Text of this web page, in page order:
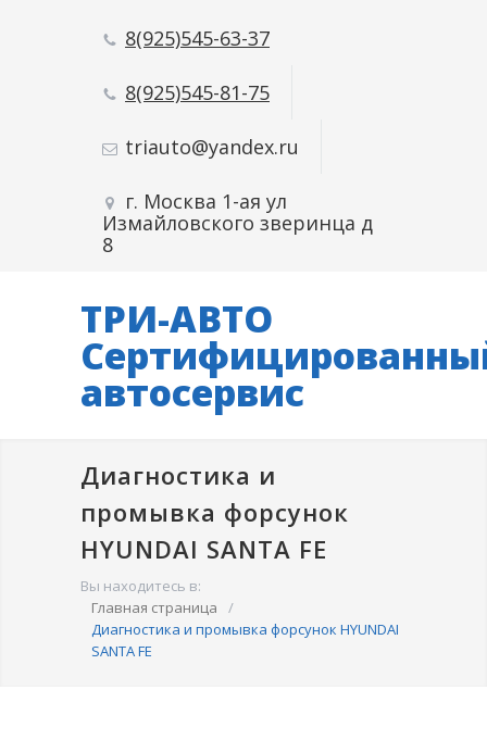
8(925)545-63-37
8(925)545-81-75
triauto@yandex.ru
г. Москва 1-ая ул
Измайловского зверинца д
8
ТРИ-АВТО
автосервис
Диагностика и
промывка форсунок
HYUNDAI SANTA FE
Вы находитесь в:
Главная страница
/
Диагностика и промывка форсунок HYUNDAI
SANTA FE